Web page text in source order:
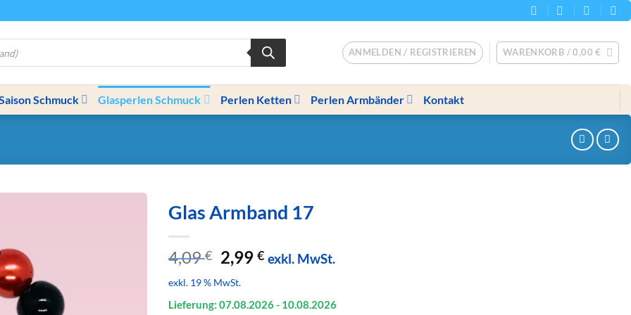
ANMELDEN / REGISTRIEREN WARENKORB /0,00€
Schmuck Glasperlen Schmuck Perlen Ketten Perlen Armbänder Kontakt
Glas Armband 17
4,09€ Ursprünglicher
Preis
war:
4,09 €
2,99€Aktueller
2,99 €.
exkl. MwSt.
exkl. 19 % MwSt.
Lieferung: 07.08.2026- 10.08.2026